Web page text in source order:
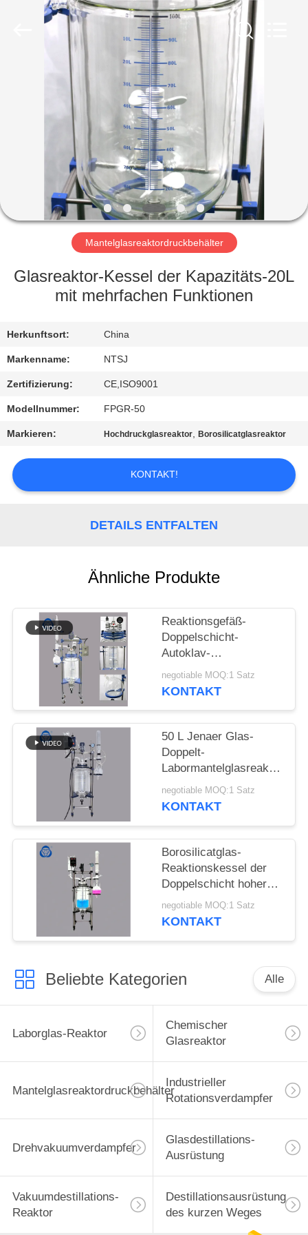
PRODUKTE
FABRIK-
AUSFLUG
QUALITÄTSKONTROLLE
TRETEN
SIE
MIT
UNS
IN
NACHRICHTEN
FORDERN
ZITAT
SITEMAP
DATENSCHUTZRICHTLINIE
Mantelglasreaktordruckbehälter
Glasreaktor-Kessel der Kapazitäts-20L
mit mehrfachen Funktionen
Herkunftsort: China
Markenname: NTSJ
Zertifizierung: CE,ISO9001
Modellnummer: FPGR-50
Markieren: Hochdruckglasreaktor,Borosilicatglasreaktor
KONTAKT!
DETAILS ENTFALTEN
Ähnliche Produkte
Reaktionsgefäß-
Doppelschicht-
Autoklav-
Laborglasreaktor mit
Spalten-Kondensator
negotiable MOQ:1 Satz
KONTAKT
50 L Jenaer Glas-
Doppelt-
mit Vakuumpumpe
negotiable MOQ:1 Satz
KONTAKT
Borosilicatglas-
Reaktionskessel der
Doppelschicht hoher
mit Reaktorquirl
negotiable MOQ:1 Satz
KONTAKT
Beliebte Kategorien Alle
Laborglas-Reaktor
Chemischer
Glasreaktor
Mantelglasreaktordruckbehälter
Industrieller
Rotationsverdampfer
Drehvakuumverdampfer
Glasdestillations-
Ausrüstung
Vakuumdestillations-
Reaktor
Destillationsausrüstung
des kurzen Weges